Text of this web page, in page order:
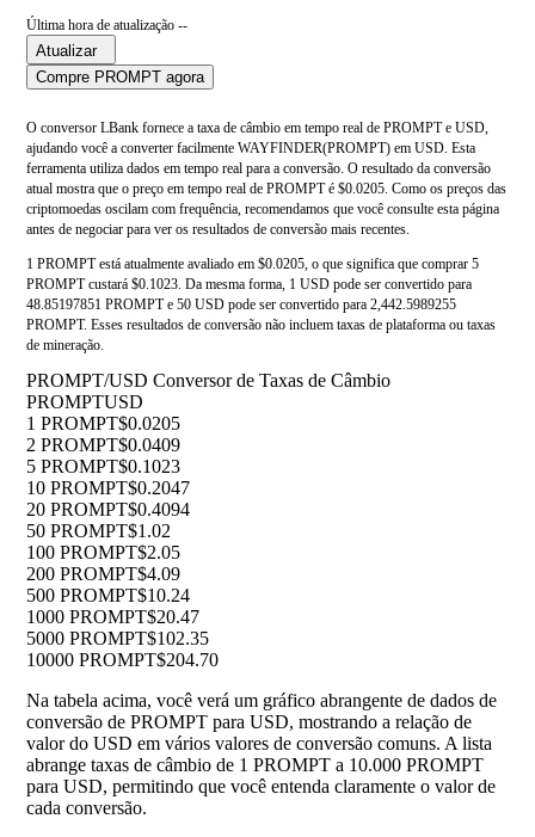
Última hora de atualização --
Atualizar
Compre PROMPT agora
O conversor LBank fornece a taxa de câmbio em tempo real de PROMPT e USD,
ajudando você a converter facilmente WAYFINDER(PROMPT) em USD. Esta
ferramenta utiliza dados em tempo real para a conversão. O resultado da conversão
atual mostra que o preço em tempo real de PROMPT é $0.0205. Como os preços das
criptomoedas oscilam com frequência, recomendamos que você consulte esta página
antes de negociar para ver os resultados de conversão mais recentes.
1 PROMPT está atualmente avaliado em $0.0205, o que significa que comprar 5
PROMPT custará $0.1023. Da mesma forma, 1 USD pode ser convertido para
48.85197851 PROMPT e 50 USD pode ser convertido para 2,442.5989255
PROMPT. Esses resultados de conversão não incluem taxas de plataforma ou taxas
de mineração.
PROMPT/USD Conversor de Taxas de Câmbio
PROMPTUSD
1 PROMPT$0.0205
2 PROMPT$0.0409
5 PROMPT$0.1023
10 PROMPT$0.2047
20 PROMPT$0.4094
50 PROMPT$1.02
100 PROMPT$2.05
200 PROMPT$4.09
500 PROMPT$10.24
1000 PROMPT$20.47
5000 PROMPT$102.35
10000 PROMPT$204.70
Na tabela acima, você verá um gráfico abrangente de dados de
conversão de PROMPT para USD, mostrando a relação de
valor do USD em vários valores de conversão comuns. A lista
abrange taxas de câmbio de 1 PROMPT a 10.000 PROMPT
para USD, permitindo que você entenda claramente o valor de
cada conversão.